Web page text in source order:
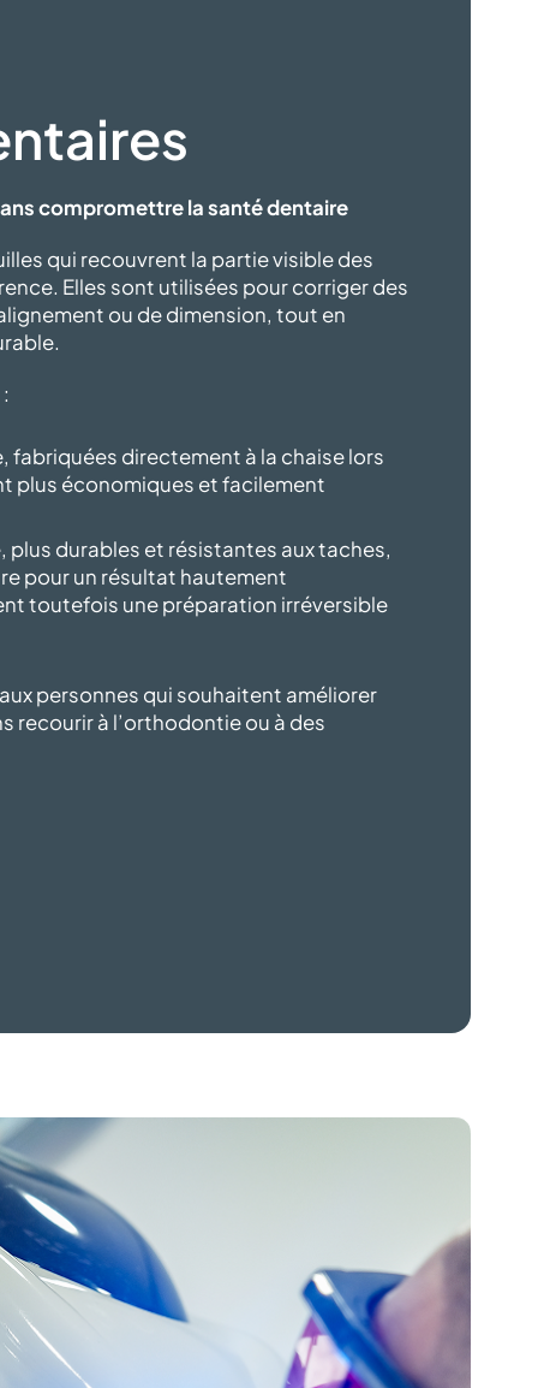
compromettre lasanté dentaire
qui recouvrent la partie visible des
Elles sont utilisées pour corriger des
ou de dimension, tout en
fabriquées directement à la chaise lors
plus économiques et facilement
durables et résistantes aux taches,
pour un résultat hautement
toutefois une préparation irréversible
personnes qui souhaitent améliorer
recourir à l’orthodontie ou à des